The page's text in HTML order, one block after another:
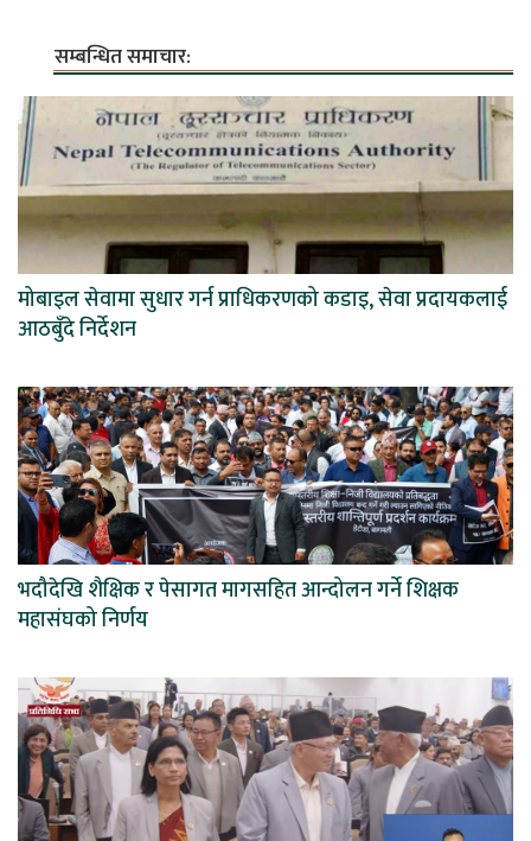
सम्बन्धित समाचार:
मोबाइल सेवामा सुधार गर्न प्राधिकरणको कडाइ, सेवा प्रदायकलाई
आठबुँदे निर्देशन
भदौदेखि शैक्षिक र पेसागत मागसहित आन्दोलन गर्ने शिक्षक
महासंघको निर्णय